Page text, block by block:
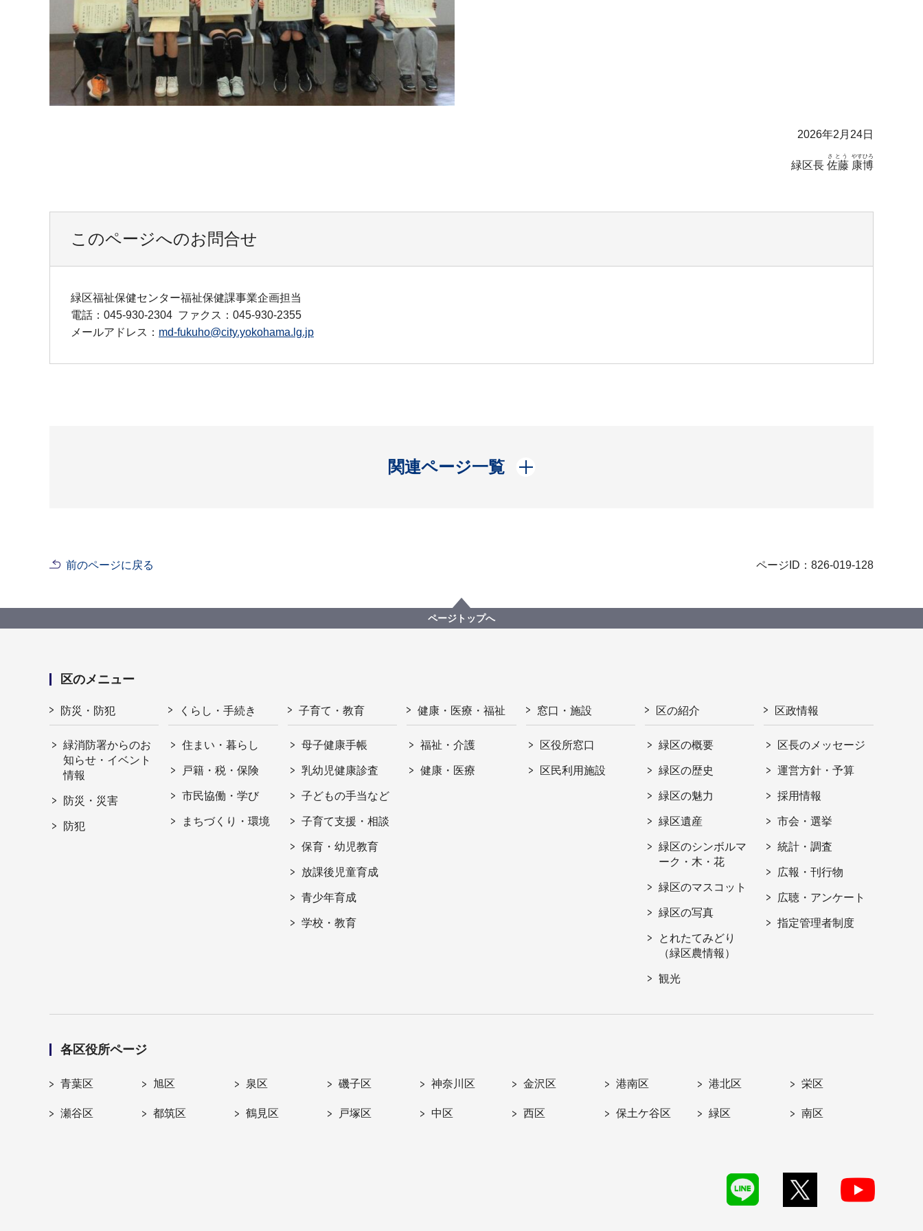
2026年2月24日
緑区長 佐藤
さとう
康博
やすひろ
このページへのお問合せ
緑区福祉保健センター福祉保健課事業企画担当
電話：045-930-2304 ファクス：045-930-2355
メールアドレス： md-fukuho@city.yokohama.lg.jp
関連ページ一覧
開く
前のページに戻る ページID：826-019-128
ページトップへ
区のメニュー
防災・防犯
緑消防署からのお
知らせ・イベント
情報
防災・災害
防犯
くらし・手続き
住まい・暮らし
戸籍・税・保険
市民協働・学び
まちづくり・環境
子育て・教育
母子健康手帳
乳幼児健康診査
子どもの手当など
子育て支援・相談
保育・幼児教育
放課後児童育成
青少年育成
学校・教育
健康・医療・福祉
福祉・介護
健康・医療
窓口・施設
区役所窓口
区民利用施設
区の紹介
緑区の概要
緑区の歴史
緑区の魅力
緑区遺産
緑区のシンボルマ
ーク・木・花
緑区のマスコット
緑区の写真
とれたてみどり
（緑区農情報）
観光
区政情報
区長のメッセージ
運営方針・予算
採用情報
市会・選挙
統計・調査
広報・刊行物
広聴・アンケート
指定管理者制度
各区役所ページ
青葉区 旭区 泉区 磯子区 神奈川区 金沢区 港南区 港北区 栄区
瀬谷区 都筑区 鶴見区 戸塚区 中区 西区 保土ケ谷区 緑区 南区